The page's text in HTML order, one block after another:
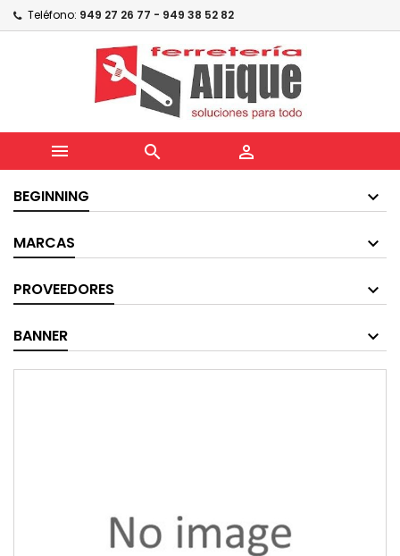
Teléfono: 949 27 26 77 - 949 38 52 82
  
BEGINNING
MARCAS
PROVEEDORES
BANNER